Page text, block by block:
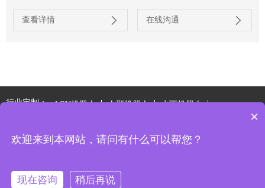
查看详情 在线沟通
行业定制： AGV机器人 人型机器人 水下机器人
2025188878号技术支持:
×
欢迎来到本网站，请问有什么可以帮您？
现在咨询 稍后再说